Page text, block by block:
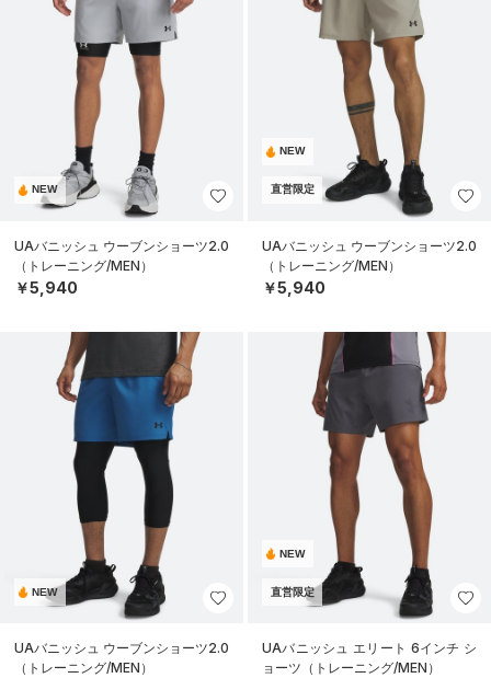
NEW
UAバニッシュ ウーブンショーツ2.0
（トレーニング/MEN）
￥5,940
NEW
直営限定
UAバニッシュ ウーブンショーツ2.0
（トレーニング/MEN）
￥5,940
NEW
UAバニッシュ ウーブンショーツ2.0
（トレーニング/MEN）
NEW
直営限定
UAバニッシュ エリート 6インチ シ
ョーツ（トレーニング/MEN）